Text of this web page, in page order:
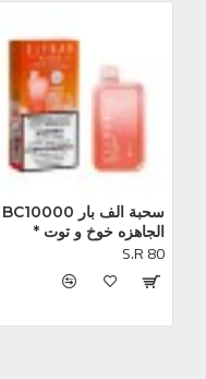
الجاهزه خوخ و توت *
S.R 80